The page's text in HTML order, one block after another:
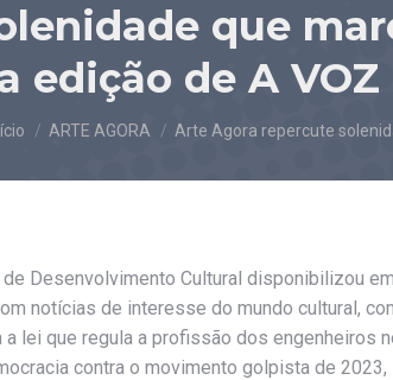
que
edição de A VOZ
está aqui:
ARTE AGORA Arte Agora repercute
Desenvolvimento Cultural disponibilizou
notícias de interesse do mundo cultural,
lei que regula a profissão dos engenheiros
contra o movimento golpista de 2023,